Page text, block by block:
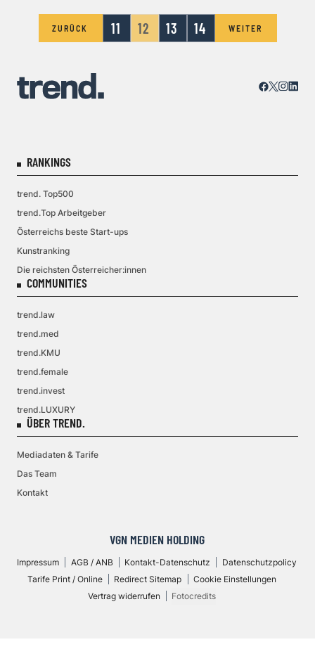
ZURÜCK 11 12 13 14 WEITER
RANKINGS
trend. Top500
trend.Top Arbeitgeber
Österreichs beste Start-ups
Kunstranking
Die reichsten Österreicher:innen
COMMUNITIES
trend.law
trend.med
trend.KMU
trend.female
trend.invest
trend.LUXURY
ÜBER TREND.
Mediadaten & Tarife
Das Team
Kontakt
VGN MEDIEN HOLDING
Impressum AGB / ANB Kontakt-Datenschutz
Datenschutzpolicy
Tarife Print / Online
Redirect Sitemap
Cookie Einstellungen
Vertrag widerrufen
Fotocredits